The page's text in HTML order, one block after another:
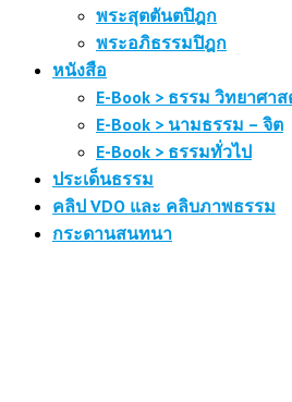
พระสุตตันตปิฎก
พระอภิธรรมปิฎก
หนังสือ
E-Book > ธรรม วิทยาศา
E-Book > นามธรรม – จิต
E-Book > ธรรมทั่วไป
ประเด็นธรรม
คลิป VDO และ คลิบภาพธรรม
กระดานสนทนา